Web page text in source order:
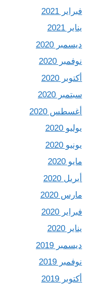
فبراير 2021
يناير 2021
ديسمبر 2020
نوفمبر 2020
أكتوبر 2020
سبتمبر 2020
أغسطس 2020
يوليو 2020
يونيو 2020
مايو 2020
أبريل 2020
مارس 2020
فبراير 2020
يناير 2020
ديسمبر 2019
نوفمبر 2019
أكتوبر 2019